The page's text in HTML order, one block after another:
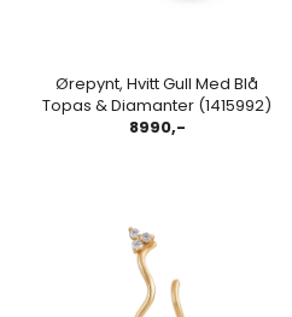
Ørepynt, Hvitt Gull Med Blå
Topas & Diamanter (1415992)
8990,-